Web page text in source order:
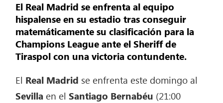
El Real Madrid se enfrenta al equipo
hispalense en su estadio tras conseguir
matemáticamente su clasificación para la
Champions League ante el Sheriff de
Tiraspol con una victoria contundente.
El Real Madrid se enfrenta este domingo al
Sevilla en el Santiago Bernabéu (21:00